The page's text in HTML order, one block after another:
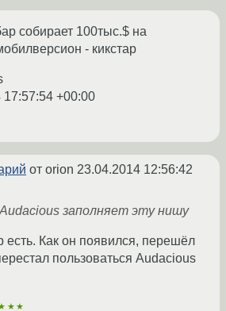
собирает 100тыс.$ на
- кикстар
17:57:54 +00:00
от orion 23.04.2014 12:56:42
заполняет эту нишу
есть. Как он появился, перешёл
пользоваться Audacious